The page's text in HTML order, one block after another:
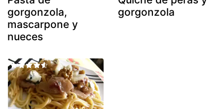
gorgonzola,
mascarpone y
nueces
gorgonzola